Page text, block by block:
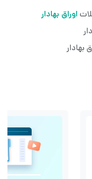
اوراق بهادار
بهادار